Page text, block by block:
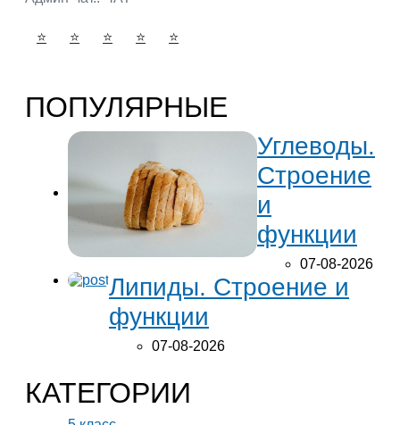
⭐ ⭐ ⭐ ⭐ ⭐
ПОПУЛЯРНЫЕ
Углеводы.
Строение
и
функции
07-08-2026
Липиды. Строение и
функции
07-08-2026
КАТЕГОРИИ